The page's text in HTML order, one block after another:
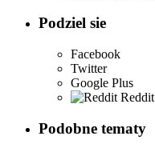
Podziel sie
Facebook
Twitter
Google Plus
Reddit
Podobne tematy